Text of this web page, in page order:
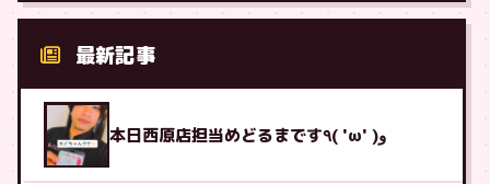
最新記事
本日西原店担当めどるまです٩( 'ω' )و